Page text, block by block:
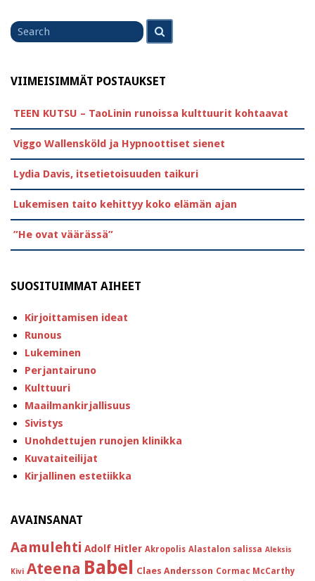
Search
for
VIIMEISIMMÄT POSTAUKSET
TEEN KUTSU – TaoLinin runoissa kulttuurit kohtaavat
Viggo Wallensköld ja Hypnoottiset sienet
Lydia Davis, itsetietoisuuden taikuri
Lukemisen taito kehittyy koko elämän ajan
”He ovat väärässä”
SUOSITUIMMAT AIHEET
Kirjoittamisen ideat
Runous
Lukeminen
Perjantairuno
Kulttuuri
Maailmankirjallisuus
Sivistys
Unohdettujen runojen klinikka
Kuvataiteilijat
Kirjallinen estetiikka
AVAINSANAT
Aamulehti Adolf Hitler Akropolis Alastalon salissa Aleksis
Kivi Ateena Babel Claes Andersson Cormac McCarthy